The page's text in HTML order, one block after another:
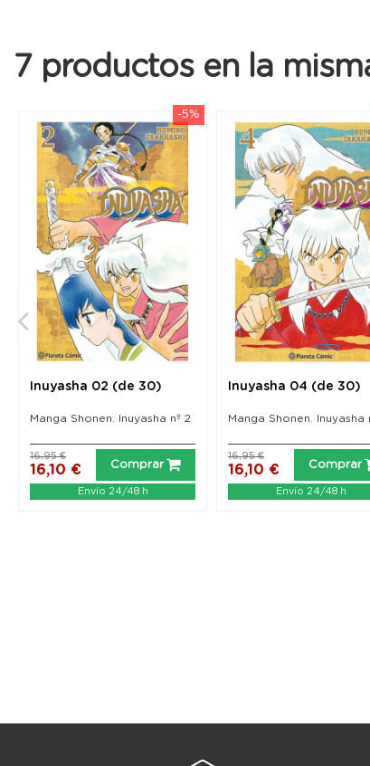
7 productos en la
-5%
Inuyasha 02 (de 30)
Manga Shonen. Inuyasha nº 2
16,10 €
16,95 €
Comprar
Envío 24/48 h
Inuyasha 04 (de 30)
Manga Shonen. Inuyasha
16,10 €
16,95 €
Comprar
Envío 24/48 h